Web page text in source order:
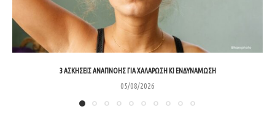
3 ΑΣΚΉΣΕΙΣ ΑΝΑΠΝΟΉΣ ΓΙΑ ΧΑΛΆΡΩΣΗ ΚΙ ΕΝΔΥΝΆΜΩΣΗ
05/08/2026